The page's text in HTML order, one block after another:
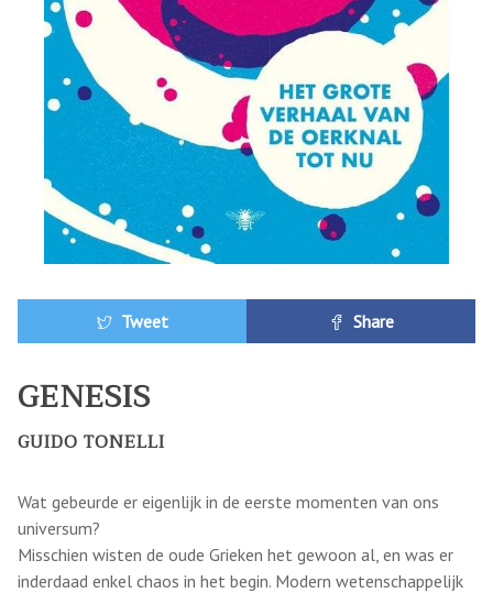
Tweet Share
GENESIS
GUIDO TONELLI
Wat gebeurde er eigenlijk in de eerste momenten van ons
universum?
Misschien wisten de oude Grieken het gewoon al, en was er
inderdaad enkel chaos in het begin. Modern wetenschappelijk